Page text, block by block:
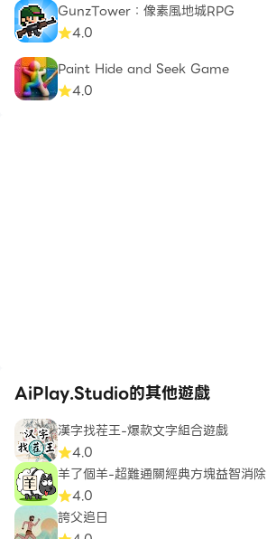
GunzTower：像素風地城RPG
4.0
Paint Hide and Seek Game
4.0
AiPlay.Studio的其他遊戲
漢字找茬王-爆款文字組合遊戲
4.0
羊了個羊-超難通關經典方塊益智消除
4.0
誇父追日